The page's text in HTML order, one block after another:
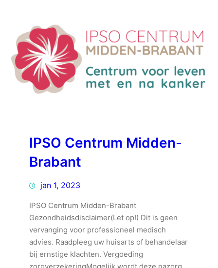
IPSO Centrum Midden-
Brabant
jan 1, 2023
IPSO Centrum Midden-Brabant
Gezondheidsdisclaimer(Let op!) Dit is geen
vervanging voor professioneel medisch
advies. Raadpleeg uw huisarts of behandelaar
bij ernstige klachten. Vergoeding